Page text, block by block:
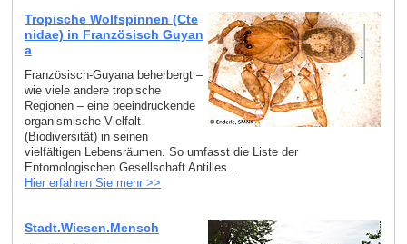
Tropische Wolfspinnen (Cte
nidae) in Französisch Guyan
a
Französisch-Guyana beherbergt –
wie viele andere tropische
Regionen – eine beeindruckende
organismische Vielfalt
(Biodiversität) in seinen
vielfältigen Lebensräumen. So umfasst die Liste der
Entomologischen Gesellschaft Antilles...
Hier erfahren Sie mehr >>
Stadt.Wiesen.Mensch